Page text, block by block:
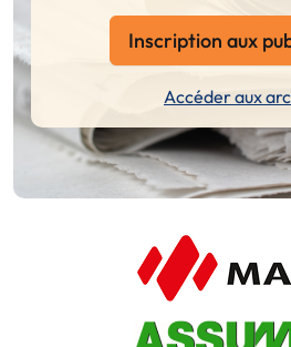
Inscription aux
Accéder aux